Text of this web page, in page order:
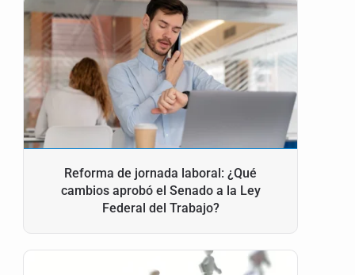
Reforma de jornada laboral: ¿Qué
cambios aprobó el Senado a la Ley
Federal del Trabajo?